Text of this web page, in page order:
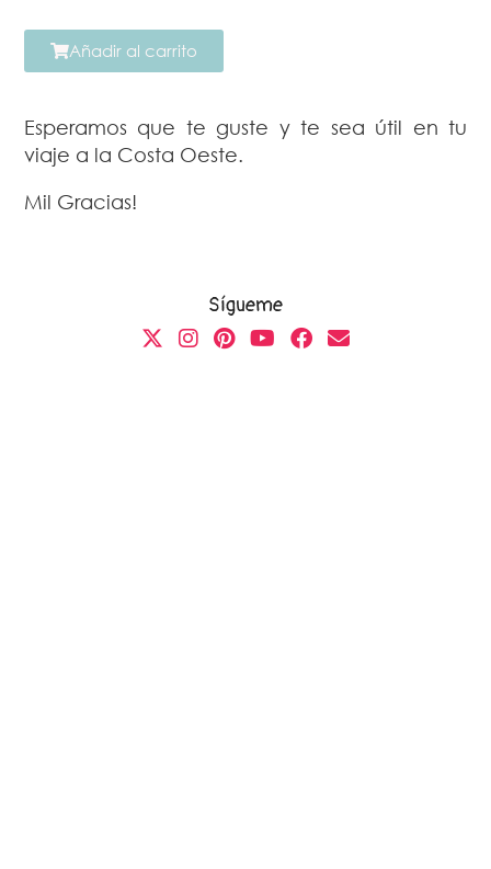
Añadir al carrito
Esperamos que te guste y te sea útil en tu
viaje a la Costa Oeste.
Mil Gracias!
Sígueme